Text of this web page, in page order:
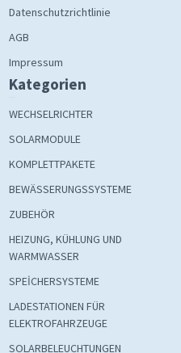
Datenschutzrichtlinie
AGB
Impressum
Kategorien
WECHSELRICHTER
SOLARMODULE
KOMPLETTPAKETE
BEWÄSSERUNGSSYSTEME
ZUBEHÖR
HEIZUNG, KÜHLUNG UND
WARMWASSER
SPEİCHERSYSTEME
LADESTATIONEN FÜR
ELEKTROFAHRZEUGE
SOLARBELEUCHTUNGEN